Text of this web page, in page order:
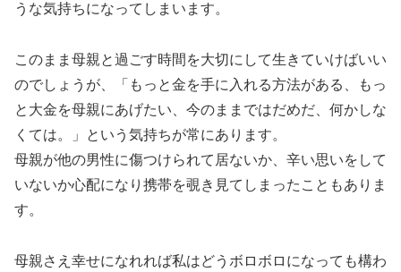
うな気持ちになってしまいます。
このまま母親と過ごす時間を大切にして生きていけばいい
のでしょうが、「もっと金を手に入れる方法がある、もっ
と大金を母親にあげたい、今のままではだめだ、何かしな
くては。」という気持ちが常にあります。
母親が他の男性に傷つけられて居ないか、辛い思いをして
いないか心配になり携帯を覗き見てしまったこともありま
す。
母親さえ幸せになれれば私はどうボロボロになっても構わ